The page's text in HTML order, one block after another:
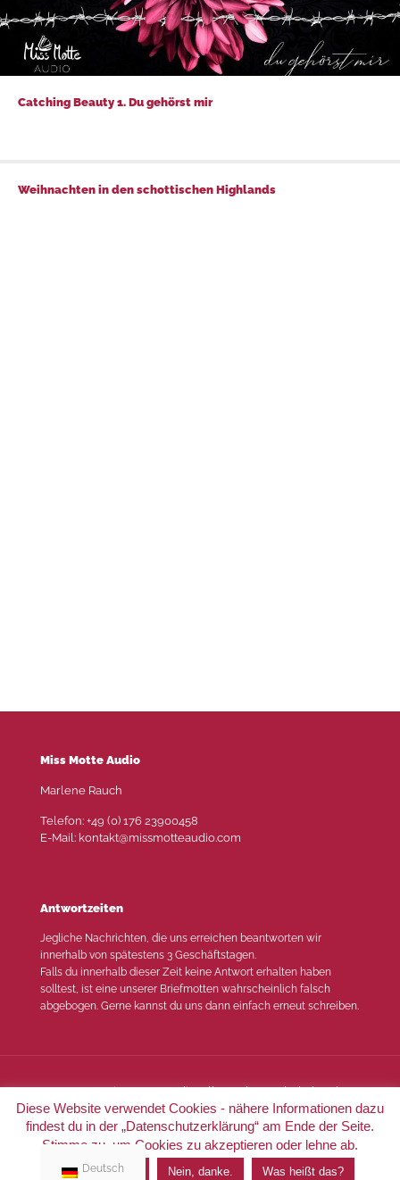
Catching Beauty 1. Du gehörst mir
Catching Beauty 1. Du gehörst mir
Weihnachten in den schottischen Highlands
Weihnachten in den schottischen Highlands
Miss Motte Audio
Marlene Rauch
Telefon: +49 (0) 176 23900458
E-Mail: kontakt@missmotteaudio.com
Antwortzeiten
Jegliche Nachrichten, die uns erreichen beantworten wir
innerhalb von spätestens 3 Geschäftstagen.
Falls du innerhalb dieser Zeit keine Antwort erhalten haben
solltest, ist eine unserer Briefmotten wahrscheinlich falsch
abgebogen. Gerne kannst du uns dann einfach erneut schreiben.
© 2022 Miss Motte Audio. Alle Rechte vorbehalten |
Impressum|Datenschutz
Diese Website verwendet Cookies - nähere Informationen dazu
findest du in der „Datenschutzerklärung“ am Ende der Seite.
Stimme zu, um Cookies zu akzeptieren oder lehne ab.
Ich stimme zu. Nein, danke. Was heißt das?
Deutsch